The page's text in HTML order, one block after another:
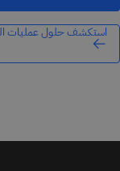
استكشف حلول عمليات